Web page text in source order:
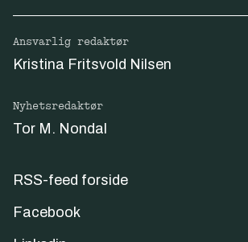
Ansvarlig redaktør
Kristina Fritsvold Nilsen
Nyhetsredaktør
Tor M. Nondal
RSS-feed forside
Facebook